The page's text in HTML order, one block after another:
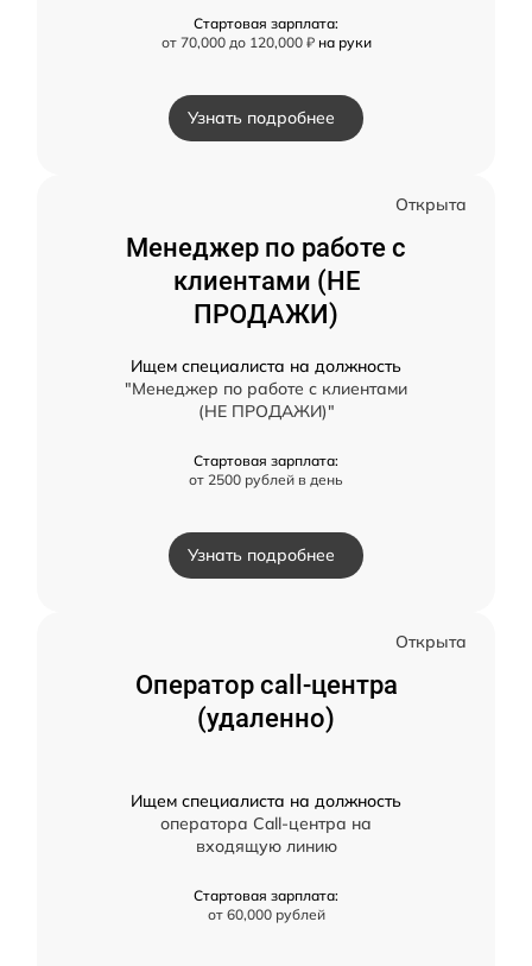
Стартовая зарплата:
от 70,000 до 120,000 ₽ на руки
Узнать подробнее
Открыта
Менеджер по работе с
клиентами (НЕ
ПРОДАЖИ)
Ищем специалиста на должность
"Менеджер по работе с клиентами
(НЕ ПРОДАЖИ)"
Стартовая зарплата:
от 2500 рублей в день
Узнать подробнее
Открыта
Оператор call-центра
(удаленно)
Ищем специалиста на должность
оператора Call-центра на
входящую линию
Стартовая зарплата:
от 60,000 рублей